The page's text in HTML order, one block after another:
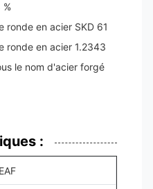
%
ronde en acier SKD 61
ronde en acier 1.2343
le nom d'acier forgé
: